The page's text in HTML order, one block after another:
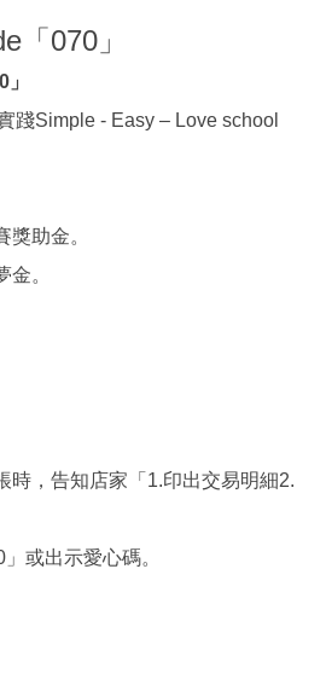
「070」
踐Simple - Easy – Love school
獎助金。
。
時，告知店家「1.印出交易明細2.
或出示愛心碼。